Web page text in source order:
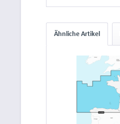
Ähnliche Artikel